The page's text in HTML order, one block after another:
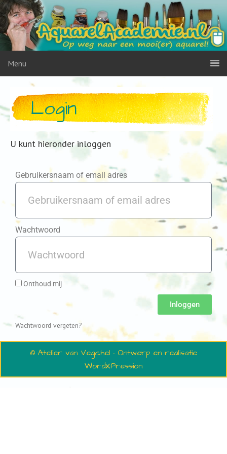
Menu
Login
U kunt hieronder inloggen
Gebruikersnaam of email adres
Wachtwoord
Onthoud mij
Inloggen
Wachtwoord vergeten?
© Atelier van Vegchel · Ontwerp en realisatie
WordXPression